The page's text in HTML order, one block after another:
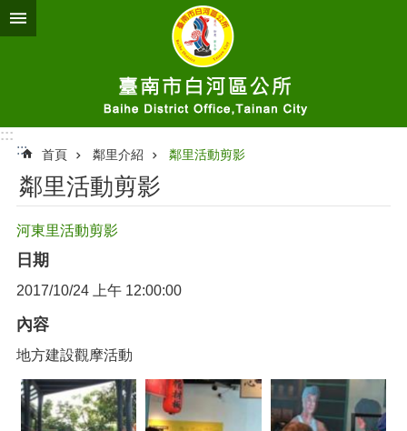
跳到主要內容區塊
:::
:::
首頁 鄰里介紹 鄰里活動剪影
鄰里活動剪影
河東里活動剪影
日期
2017/10/24 上午 12:00:00
內容
地方建設觀摩活動